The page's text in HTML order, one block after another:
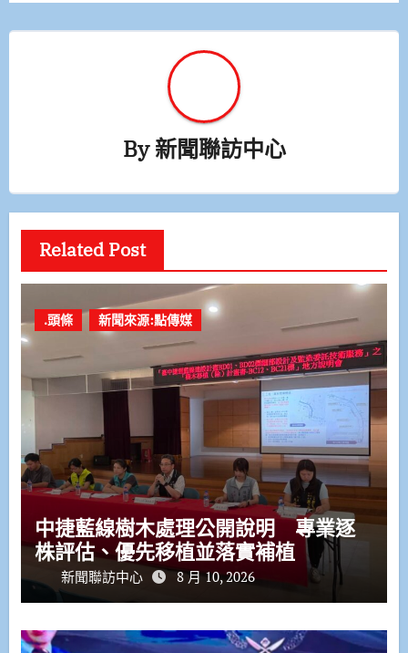
By新聞聯訪中心
Related Post
.頭條 新聞來源:點傳媒
中捷藍線樹木處理公開說明 專業逐
株評估、優先移植並落實補植
新聞聯訪中心 8 月 10, 2026